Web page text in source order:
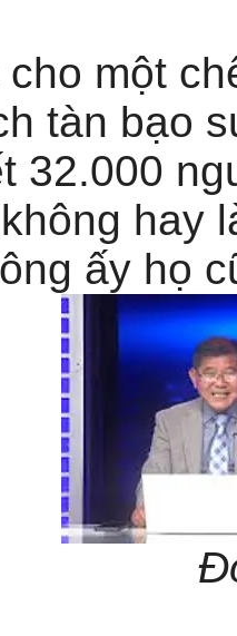
một
tàn bạo
32.000
hay
ấy họ